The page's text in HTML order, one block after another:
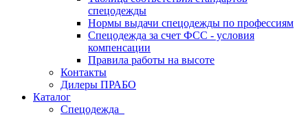
спецодежды
Нормы выдачи спецодежды по профессиям
Спецодежда за счет ФСС - условия
компенсации
Правила работы на высоте
Контакты
Дилеры ПРАБО
Каталог
Спецодежда